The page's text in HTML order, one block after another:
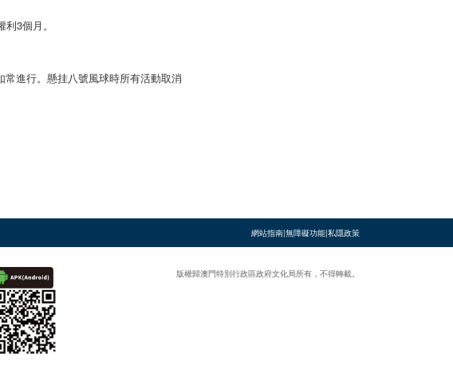
3個月。
進行。懸挂八號風球時所有活動取消
網站指南|無障礙功能|私隱政策
版權歸澳門特別行政區政府文化局所有，不得轉載。